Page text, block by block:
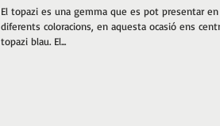
El topazi es una gemma que es pot presentar en
diferents coloracions, en aquesta ocasió ens
topazi blau. El...